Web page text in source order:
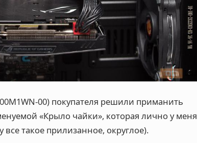
00M1WN-00) покупателя решили приманить
«Крыло чайки», которая лично у меня
все такое прилизанное, округлое).